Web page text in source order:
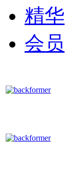
精华
会员